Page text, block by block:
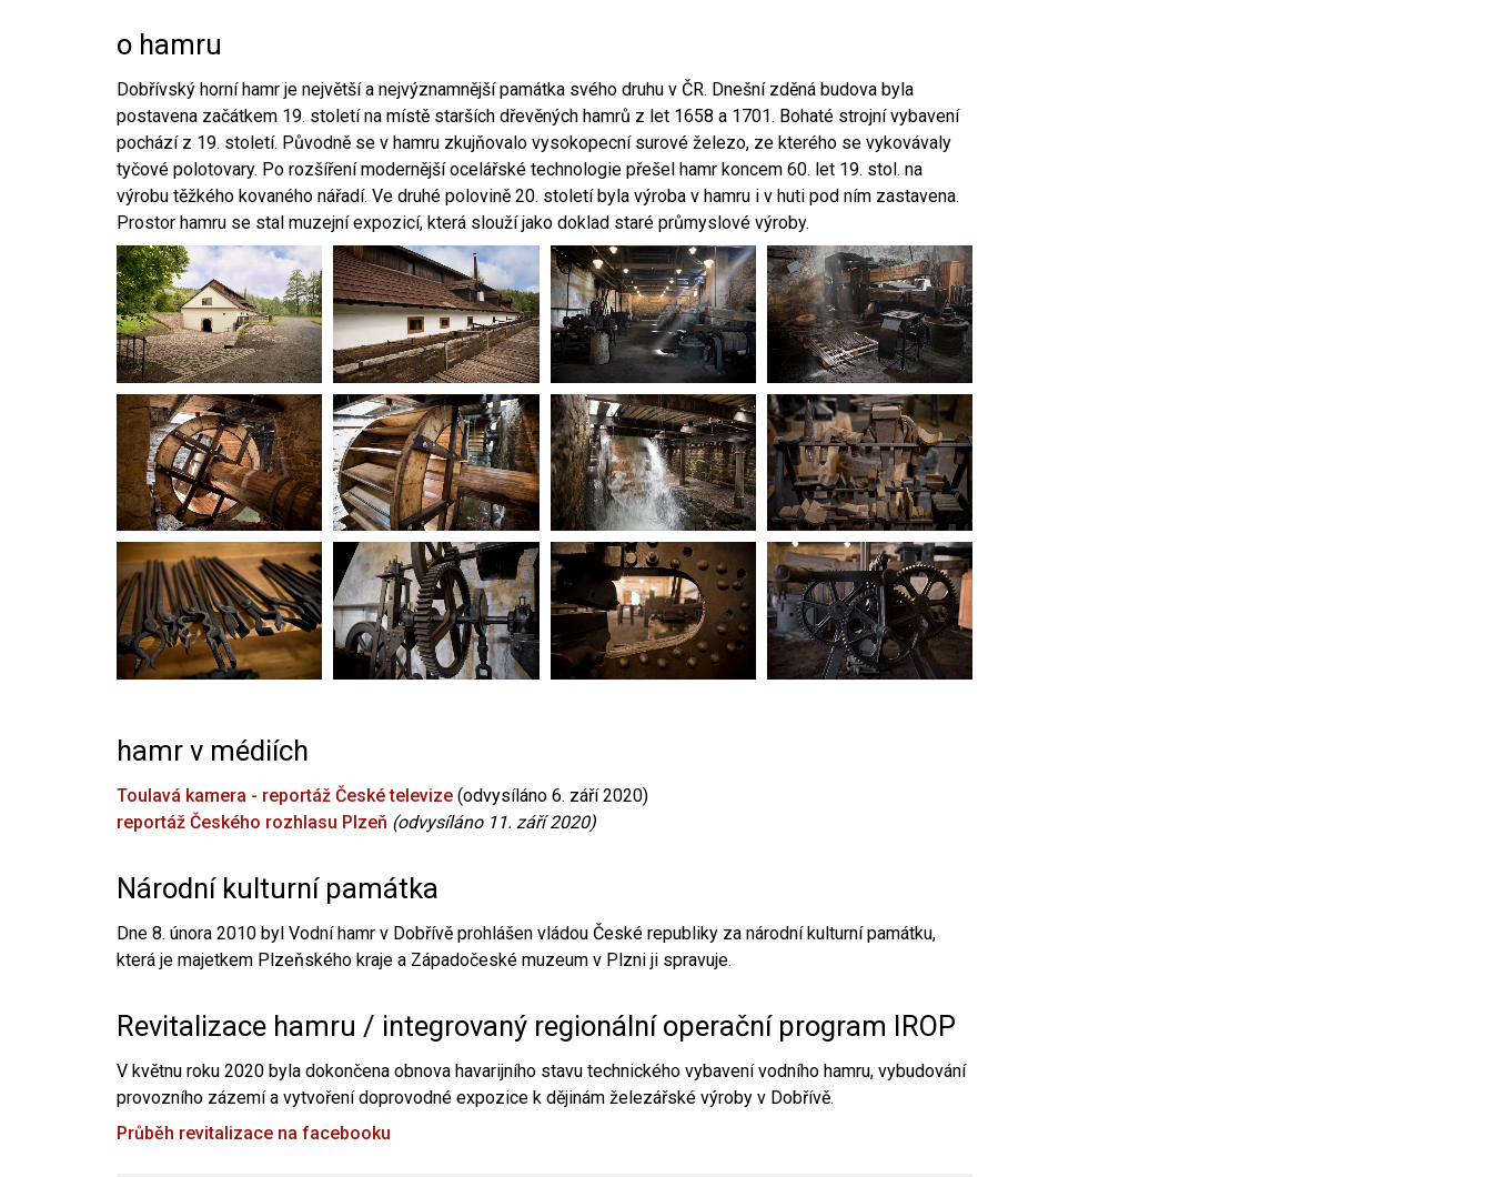
o hamru
Dobřívský horní hamr je největší a nejvýznamnější památka svého druhu v ČR. Dnešní zděná budova byla
postavena začátkem 19. století na místě starších dřevěných hamrů z let 1658 a 1701. Bohaté strojní vybavení
pochází z 19. století. Původně se v hamru zkujňovalo vysokopecní surové železo, ze kterého se vykovávaly
tyčové polotovary. Po rozšíření modernější ocelářské technologie přešel hamr koncem 60. let 19. stol. na
výrobu těžkého kovaného nářadí. Ve druhé polovině 20. století byla výroba v hamru i v huti pod ním zastavena.
Prostor hamru se stal muzejní expozicí, která slouží jako doklad staré průmyslové výroby.
hamr v médiích
Toulavá kamera - reportáž České televize (odvysíláno 6. září 2020)
reportáž Českého rozhlasu Plzeň (odvysíláno 11. září 2020)
Národní kulturní památka
Dne 8. února 2010 byl Vodní hamr v Dobřívě prohlášen vládou České republiky za národní kulturní památku,
která je majetkem Plzeňského kraje a Západočeské muzeum v Plzni ji spravuje.
Revitalizace hamru / integrovaný regionální operační program IROP
V květnu roku 2020 byla dokončena obnova havarijního stavu technického vybavení vodního hamru, vybudování
provozního zázemí a vytvoření doprovodné expozice k dějinám železářské výroby v Dobřívě.
Průběh revitalizace na facebooku